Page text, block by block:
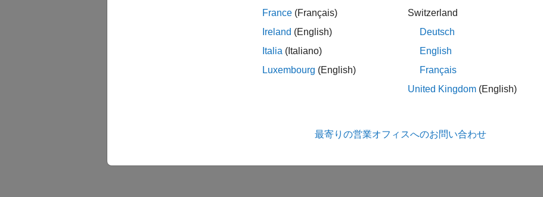
France (Français)
Ireland (English)
Italia (Italiano)
Luxembourg (English)
Switzerland
Deutsch
English
Français
United Kingdom (English)
最寄りの営業オフィスへのお問い合わせ